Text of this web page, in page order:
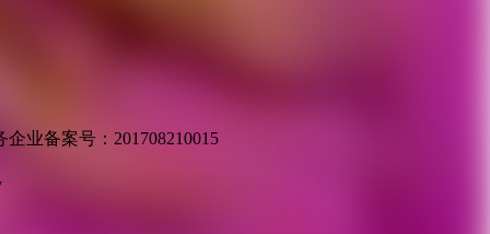
业备案号：201708210015